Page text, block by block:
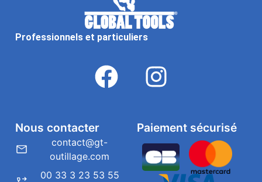
Professionnels et particuliers
Paiement sécurisé
Nous contacter
contact@gt-
outillage.com
00 33 3 23 53 55